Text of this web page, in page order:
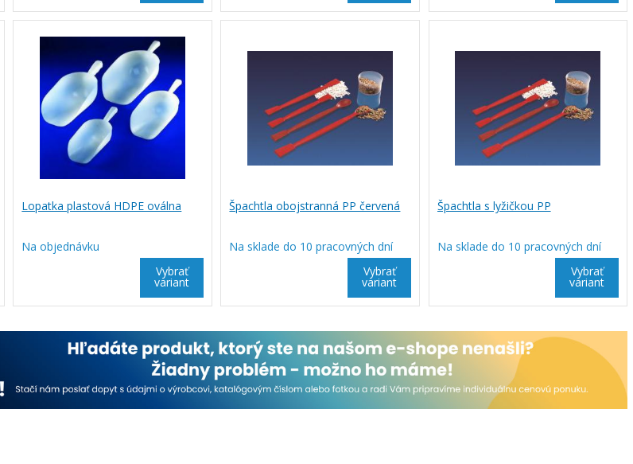
Lopatka plastová HDPE oválna
Na objednávku
Vybrať
variant
Špachtla obojstranná PP červená
Na sklade do 10 pracovných dní
Vybrať
variant
Špachtla s lyžičkou PP
Na sklade do 10 pracovných dní
Vybrať
variant